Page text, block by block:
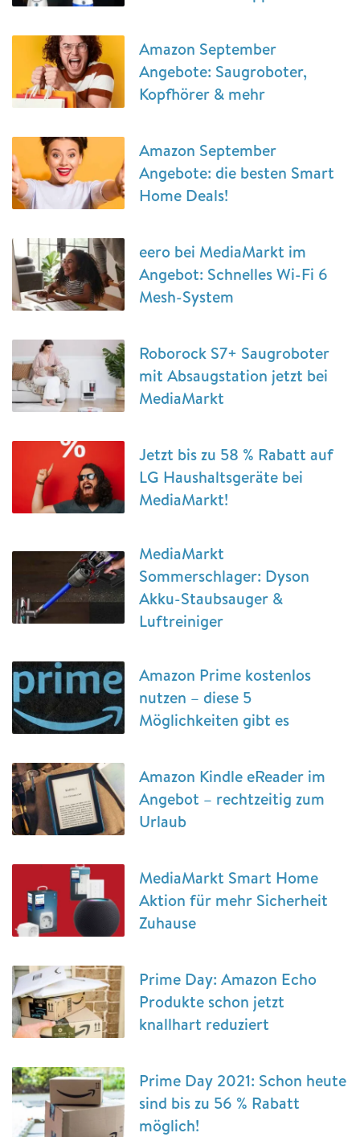
Amazon September
Angebote: Saugroboter,
Kopfhörer & mehr
Amazon September
Angebote: die besten Smart
Home Deals!
eero bei MediaMarkt im
Angebot: Schnelles Wi-Fi 6
Mesh-System
Roborock S7+ Saugroboter
mit Absaugstation jetzt bei
MediaMarkt
Jetzt bis zu 58 % Rabatt auf
LG Haushaltsgeräte bei
MediaMarkt!
MediaMarkt
Sommerschlager: Dyson
Akku-Staubsauger &
Luftreiniger
Amazon Prime kostenlos
nutzen – diese 5
Möglichkeiten gibt es
Amazon Kindle eReader im
Angebot – rechtzeitig zum
Urlaub
MediaMarkt Smart Home
Aktion für mehr Sicherheit
Zuhause
Prime Day: Amazon Echo
Produkte schon jetzt
knallhart reduziert
Prime Day 2021: Schon heute
sind bis zu 56 % Rabatt
möglich!